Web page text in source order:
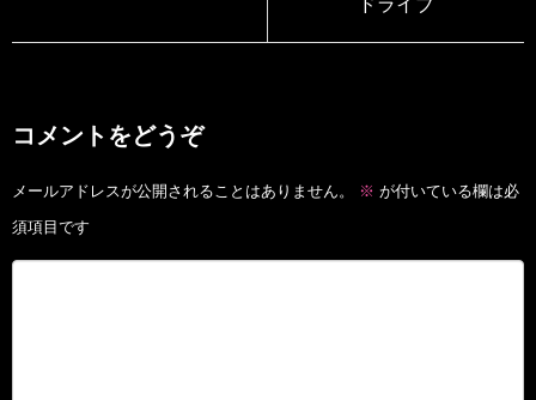
ドライブ
コメントをどうぞ
メールアドレスが公開されることはありません。 ※ が付いている欄は必
須項目です